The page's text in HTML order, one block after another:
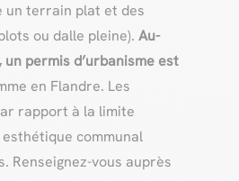
un terrain plat et des
ou dalle pleine). Au-
permis d’urbanisme est
en Flandre. Les
rapport à la limite
communal
Renseignez-vous auprès